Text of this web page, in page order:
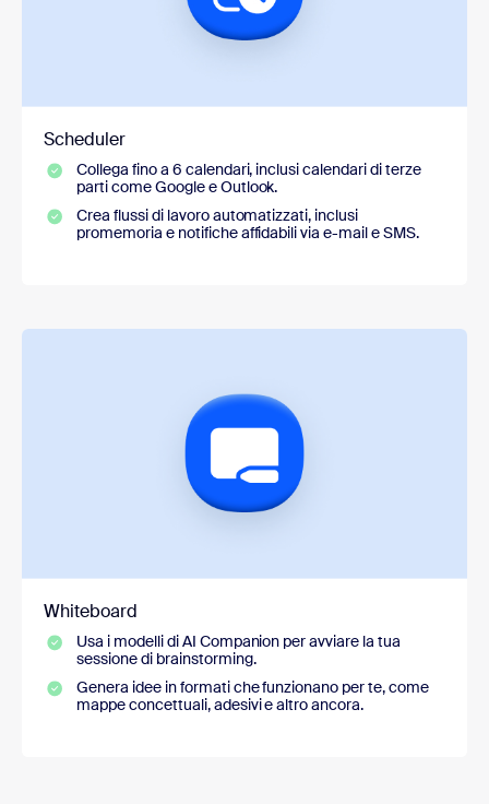
Scheduler
Collega fino a 6 calendari, inclusi calendari di terze
parti come Google e Outlook.
Crea flussi di lavoro automatizzati, inclusi
promemoria e notifiche affidabili via e-mail e SMS.
Whiteboard
Usa i modelli di AI Companion per avviare la tua
sessione di brainstorming.
Genera idee in formati che funzionano per te, come
mappe concettuali, adesivi e altro ancora.